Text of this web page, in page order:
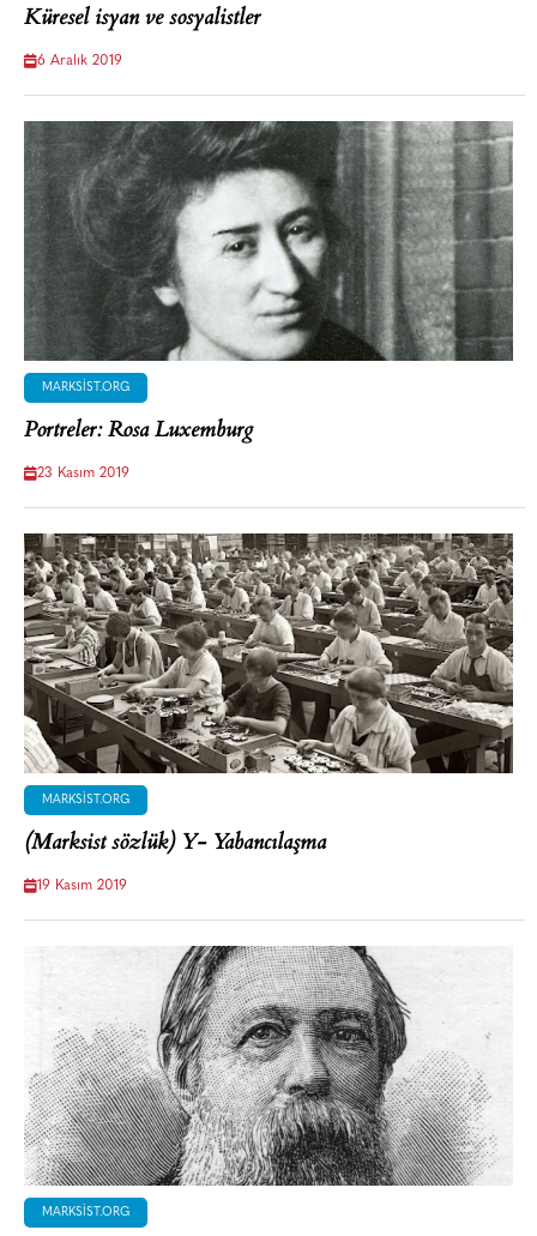
Küresel isyan ve sosyalistler
6 Aralık 2019
MARKSIST.ORG
Portreler: Rosa Luxemburg
23 Kasım 2019
MARKSIST.ORG
(Marksist sözlük) Y- Yabancılaşma
19 Kasım 2019
MARKSIST.ORG